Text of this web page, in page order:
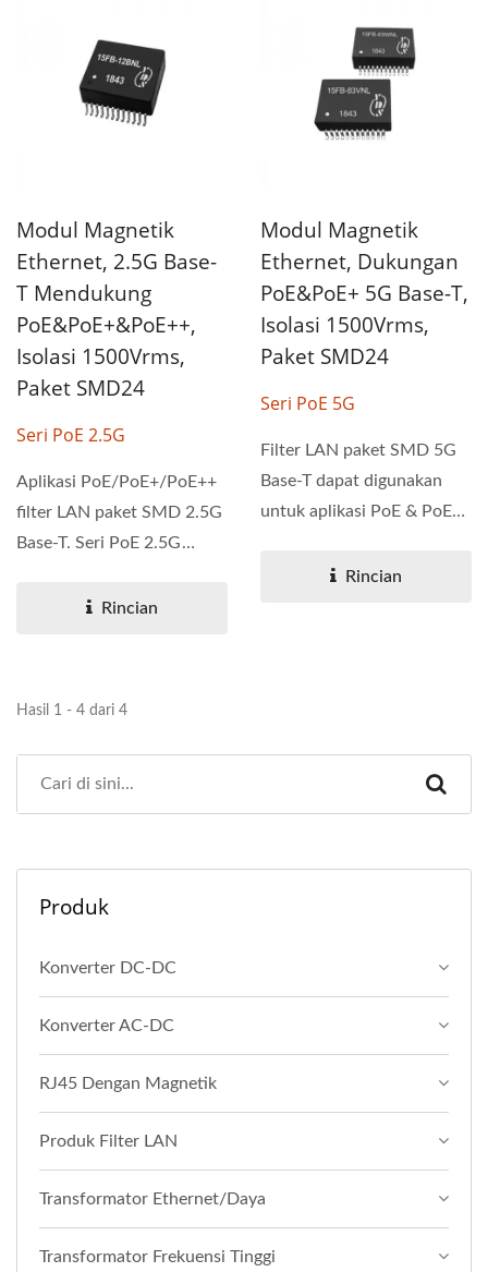
Modul Magnetik
Ethernet, 2.5G Base-
T Mendukung
PoE&PoE+&PoE++,
Isolasi 1500Vrms,
Paket SMD24
Seri PoE 2.5G
Aplikasi PoE/PoE+/PoE++
filter LAN paket SMD 2.5G
Base-T. Seri PoE 2.5G
Rincian
Modul Magnetik
Ethernet, Dukungan
PoE&PoE+ 5G Base-T,
Isolasi 1500Vrms,
Paket SMD24
Seri PoE 5G
Filter LAN paket SMD 5G
Base-T dapat digunakan
untuk aplikasi PoE & PoE+.
Rincian
Hasil 1 - 4 dari 4
Produk
Konverter DC-DC
Konverter AC-DC
RJ45 Dengan Magnetik
Produk Filter LAN
Transformator Ethernet/Daya
Transformator Frekuensi Tinggi